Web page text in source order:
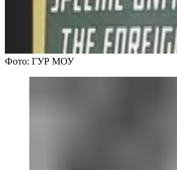
Фото: ГУР МОУ